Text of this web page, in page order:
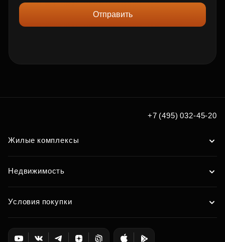
Отправить
+7 (495) 032-45-20
Жилые комплексы
Недвижимость
Условия покупки